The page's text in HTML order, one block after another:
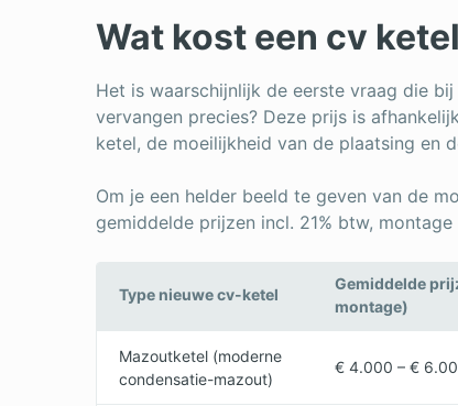
Wat kost een cv
Het is waarschijnlijk de eerste vraag die
vervangen precies? Deze prijs is
ketel, de moeilijkheid van de plaatsing en
Om je een helder beeld te geven van de
gemiddelde prijzen incl. 21% btw, montage
Type nieuwe cv-ketel
Gemiddelde
montage)
Mazoutketel (moderne
condensatie-mazout)
€ 4.000 – €